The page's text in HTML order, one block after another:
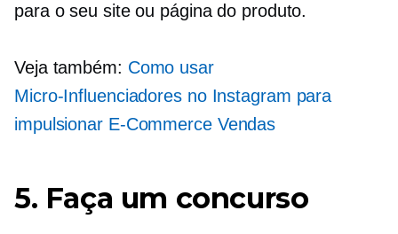
para o seu site ou página do produto.
Veja também: Como usar
Micro-Influenciadoresno Instagram para
impulsionar E-CommerceVendas
5. Faça um concurso